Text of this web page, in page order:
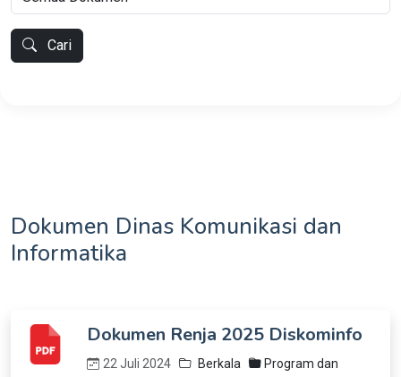
Cari
Dokumen Dinas Komunikasi dan
Informatika
Dokumen Renja 2025 Diskominfo
22 Juli 2024 Berkala
Program dan